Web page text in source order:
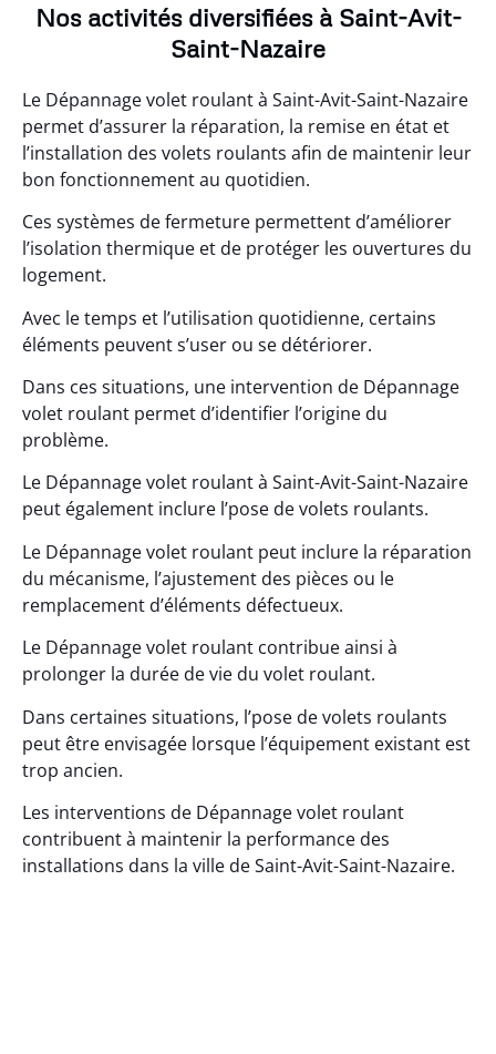
Nos activités diversifiées à Saint-Avit-
Saint-Nazaire
Le Dépannage volet roulant à Saint-Avit-Saint-Nazaire
permet d’assurer la réparation, la remise en état et
l’installation des volets roulants afin de maintenir leur
bon fonctionnement au quotidien.
Ces systèmes de fermeture permettent d’améliorer
l’isolation thermique et de protéger les ouvertures du
logement.
Avec le temps et l’utilisation quotidienne, certains
éléments peuvent s’user ou se détériorer.
Dans ces situations, une intervention de Dépannage
volet roulant permet d’identifier l’origine du
problème.
Le Dépannage volet roulant à Saint-Avit-Saint-Nazaire
peut également inclure l’pose de volets roulants.
Le Dépannage volet roulant peut inclure la réparation
du mécanisme, l’ajustement des pièces ou le
remplacement d’éléments défectueux.
Le Dépannage volet roulant contribue ainsi à
prolonger la durée de vie du volet roulant.
Dans certaines situations, l’pose de volets roulants
peut être envisagée lorsque l’équipement existant est
trop ancien.
Les interventions de Dépannage volet roulant
contribuent à maintenir la performance des
installations dans la ville de Saint-Avit-Saint-Nazaire.